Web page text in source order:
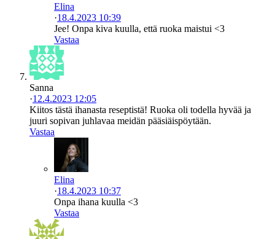
Elina
·18.4.2023 10:39
Jee! Onpa kiva kuulla, että ruoka maistui <3
Vastaa
Sanna
·12.4.2023 12:05
Kiitos tästä ihanasta reseptistä! Ruoka oli todella hyvää ja
juuri sopivan juhlavaa meidän pääsiäispöytään.
Vastaa
Elina
·18.4.2023 10:37
Onpa ihana kuulla <3
Vastaa